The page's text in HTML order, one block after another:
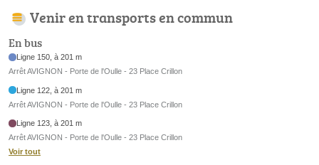
Venir en transports en commun
En bus
Ligne 150, à 201 m
Arrêt AVIGNON - Porte de l'Oulle - 23 Place Crillon
Ligne 122, à 201 m
Arrêt AVIGNON - Porte de l'Oulle - 23 Place Crillon
Ligne 123, à 201 m
Arrêt AVIGNON - Porte de l'Oulle - 23 Place Crillon
Voir tout